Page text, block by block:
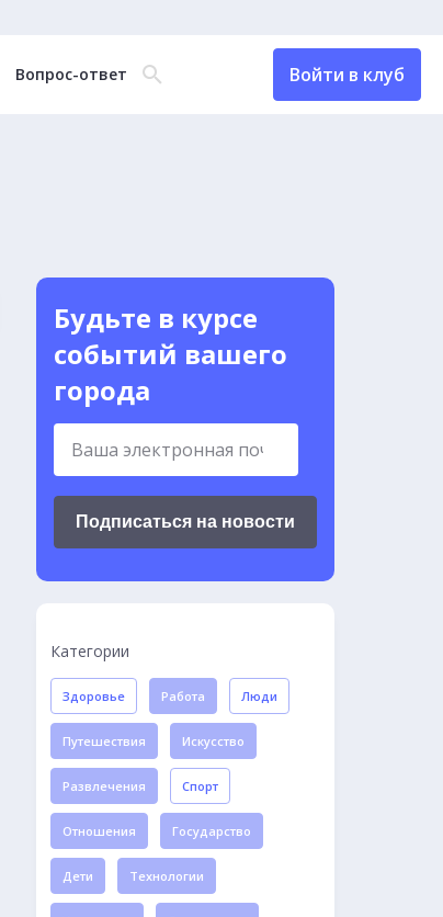
Вопрос-ответ Войти в клуб
Будьте в курсе
событий вашего
города
Подписаться на новости
Категории
Здоровье Работа Люди
Путешествия Искусство
Развлечения Спорт
Отношения Государство
Дети Технологии